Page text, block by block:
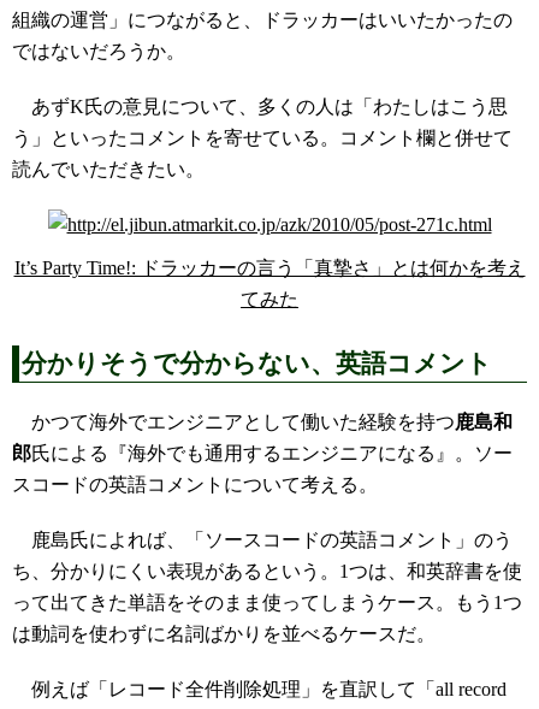
組織の運営」につながると、ドラッカーはいいたかったの
ではないだろうか。
あずK氏の意見について、多くの人は「わたしはこう思
う」といったコメントを寄せている。コメント欄と併せて
読んでいただきたい。
It’s Party Time!: ドラッカーの言う「真摯さ」とは何かを考え
てみた
分かりそうで分からない、英語コメント
かつて海外でエンジニアとして働いた経験を持つ鹿島和
郎氏による『海外でも通用するエンジニアになる』。ソー
スコードの英語コメントについて考える。
鹿島氏によれば、「ソースコードの英語コメント」のう
ち、分かりにくい表現があるという。1つは、和英辞書を使
って出てきた単語をそのまま使ってしまうケース。もう1つ
は動詞を使わずに名詞ばかりを並べるケースだ。
例えば「レコード全件削除処理」を直訳して「all record